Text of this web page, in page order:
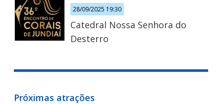
28/09/2025 19:30
Catedral Nossa Senhora do
Desterro
Próximas atrações